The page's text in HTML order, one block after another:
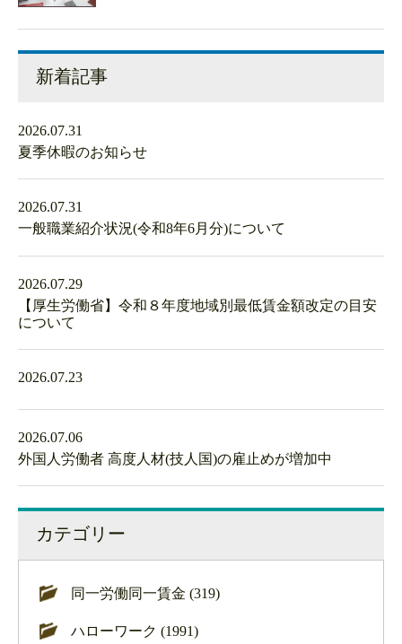
新着記事
2026.07.31
夏季休暇のお知らせ
2026.07.31
一般職業紹介状況(令和8年6月分)について
2026.07.29
【厚生労働省】令和８年度地域別最低賃金額改定の目安
について
2026.07.23
2026.07.06
外国人労働者 高度人材(技人国)の雇止めが増加中
カテゴリー
同一労働同一賃金 (319)
ハローワーク (1991)